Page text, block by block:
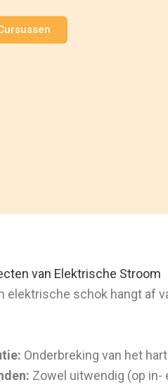
van Elektrische Stroom
elektrische schok hangt af
Onderbreking van het
Zowel uitwendig (op in-